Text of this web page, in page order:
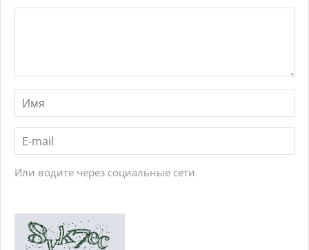
Или водите через социальные сети